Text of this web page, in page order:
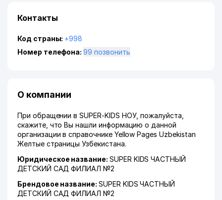
Контакты
Код страны: +998
Номер телефона:
99 позвонить
О компании
При обращении в SUPER-KIDS НОУ, пожалуйста,
скажите, что Вы нашли информацию о данной
организации в справочнике Yellow Pages Uzbekistan
Желтые страницы Узбекистана.
Юридическое название: SUPER KIDS ЧАСТНЫЙ
ДЕТСКИЙ САД ФИЛИАЛ №2
Брендовое название: SUPER KIDS ЧАСТНЫЙ
ДЕТСКИЙ САД ФИЛИАЛ №2